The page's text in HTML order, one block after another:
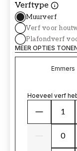
Verftype
Muurverf
Verf voor
Plafondverf
MEER OPTIES
Emmers
Hoeveel verf